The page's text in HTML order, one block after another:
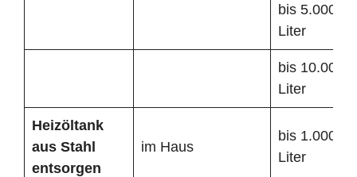
bis 5.000
Liter
bis 10.000
Liter
Heizöltank
aus Stahl
entsorgen
im Haus
bis 1.000
Liter